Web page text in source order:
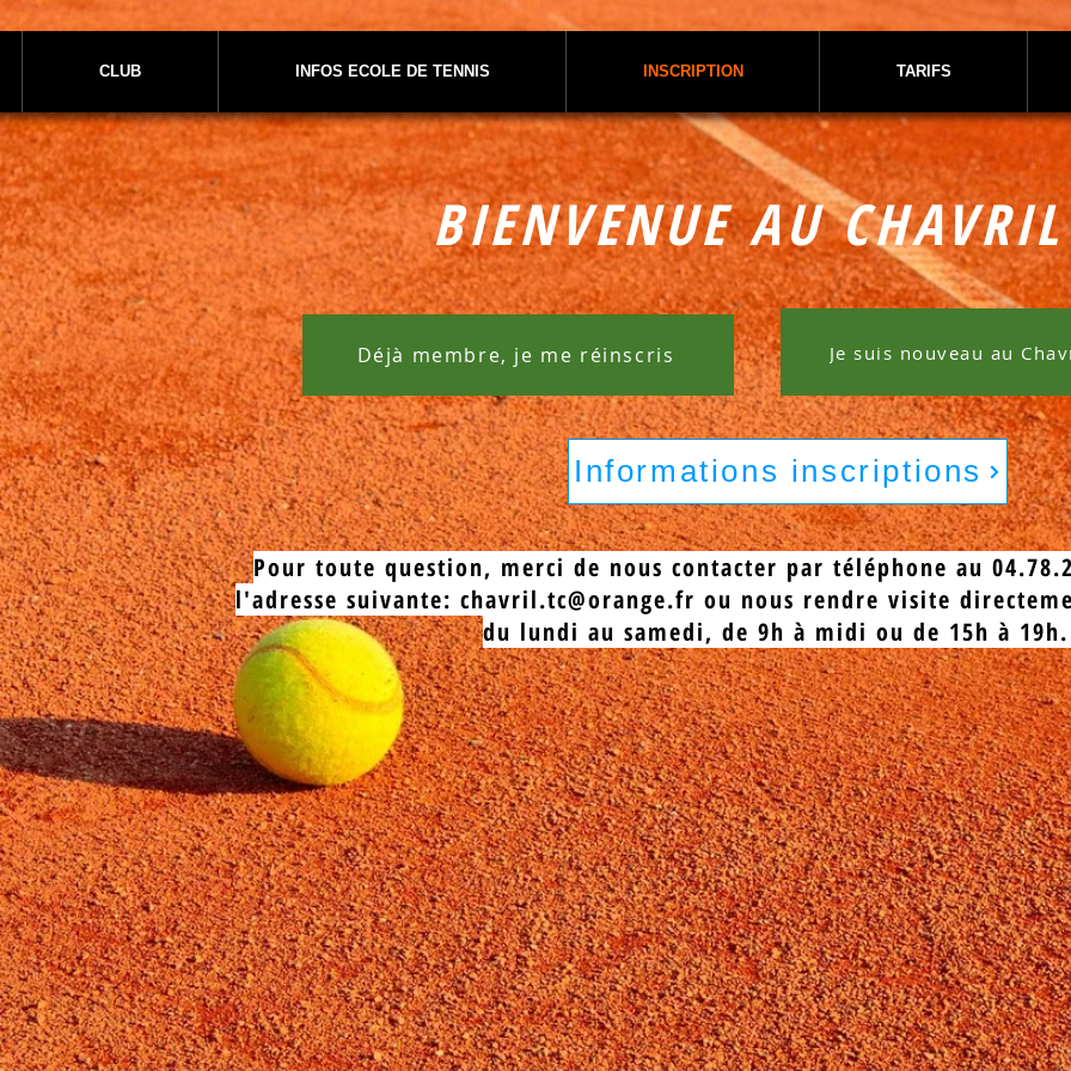
CLUB INFOS ECOLE DE TENNIS INSCRIPTION TARIFS
BIENVENUE AU CHAVRIL
Déjà membre, je me réinscris Je suis nouveau au
Informations inscriptions
Pour toute question, merci de nous contacter par téléphone au
l'adresse suivante: chavril.tc@orange.fr ou nous rendre visite
du lundi au samedi, de 9h à midi ou de 15h à 19h.